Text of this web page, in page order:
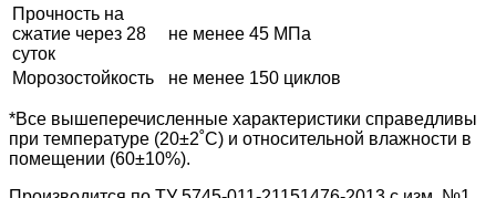
Прочность на
сжатие через 28
суток
не менее 45 МПа
Морозостойкость не менее 150 циклов
*Все вышеперечисленные характеристики справедливы
при температуре (20±2˚С) и относительной влажности в
помещении (60±10%).